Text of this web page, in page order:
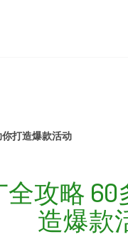
打造爆款活动
攻略
造爆款